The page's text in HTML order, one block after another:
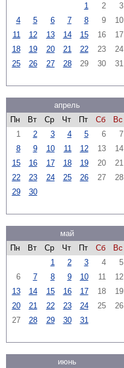
1
2
3
4
5 6 7 8 9
10
11
12 13 14 15 16
17
18
19 20 21 22 23
24
25
26 27 28 29 30 31
апрель
Пн
Вт Ср Чт Пт Сб
Вс
1
2 3 4 5 6
7
8
9 10 11 12 13
14
15
16 17 18 19 20
21
22
23 24 25 26 27
28
29
30
май
Пн
Вт Ср Чт Пт Сб
Вс
1
2 3 4
5
6
7 8 9 10 11
12
13
14 15 16 17 18
19
20
21 22 23 24 25
26
27
28 29 30 31
июнь